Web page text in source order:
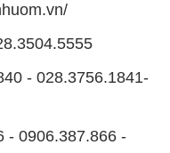
- 028.3756.1841-
- 0906.387.866 -